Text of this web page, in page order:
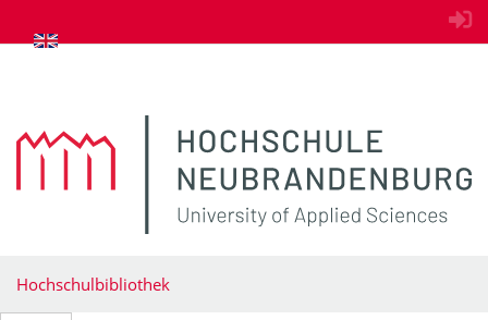
zum Inhalt springen
Hochschulbibliothek